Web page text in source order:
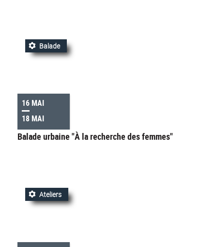
16 MAI
18 MAI
Balade
Balade urbaine "À la recherche des femmes"
Ateliers